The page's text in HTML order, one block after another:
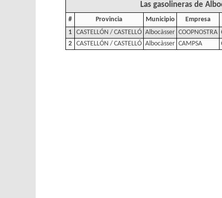
Las gasolineras de
# Provincia Municipio
Empresa
1 CASTELLÓN / CASTELLÓ Albocàsser COOPNOSTRA
2 CASTELLÓN / CASTELLÓ Albocàsser CAMPSA